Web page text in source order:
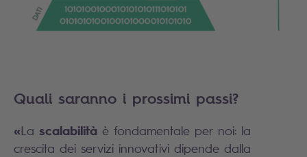
Quali saranno i prossimi passi?
«La scalabilità è fondamentale per noi: la
crescita dei servizi innovativi dipende dalla